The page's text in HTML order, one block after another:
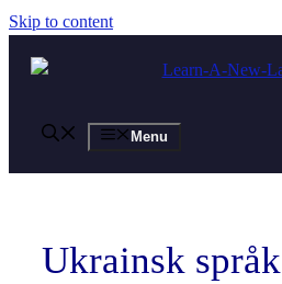
Skip to content
Menu
Ukrainsk språk